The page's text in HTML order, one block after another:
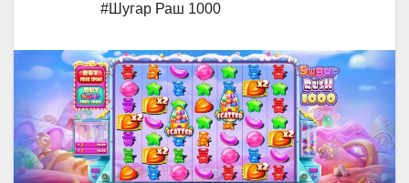
#Шугар Раш 1000